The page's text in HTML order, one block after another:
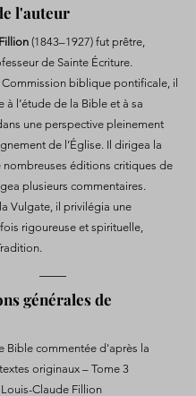
l'auteur
(1843–1927) fut prêtre,
de Sainte Écriture.
biblique pontificale, il
à l’étude de la Bible et à sa
une perspective pleinement
de l’Église. Il dirigea la
éditions critiques de
plusieurs commentaires.
Vulgate, il privilégia une
rigoureuse et spirituelle,
générales de
Bible commentée d'après la
originaux – Tome 3
Claude Fillion